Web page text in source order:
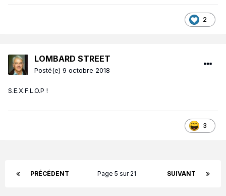
2
LOMBARD STREET
Posté(e) 9 octobre 2018
S.E.X.F.L.O.P !
3
PRÉCÉDENT SUIVANT
Page 5 sur 21